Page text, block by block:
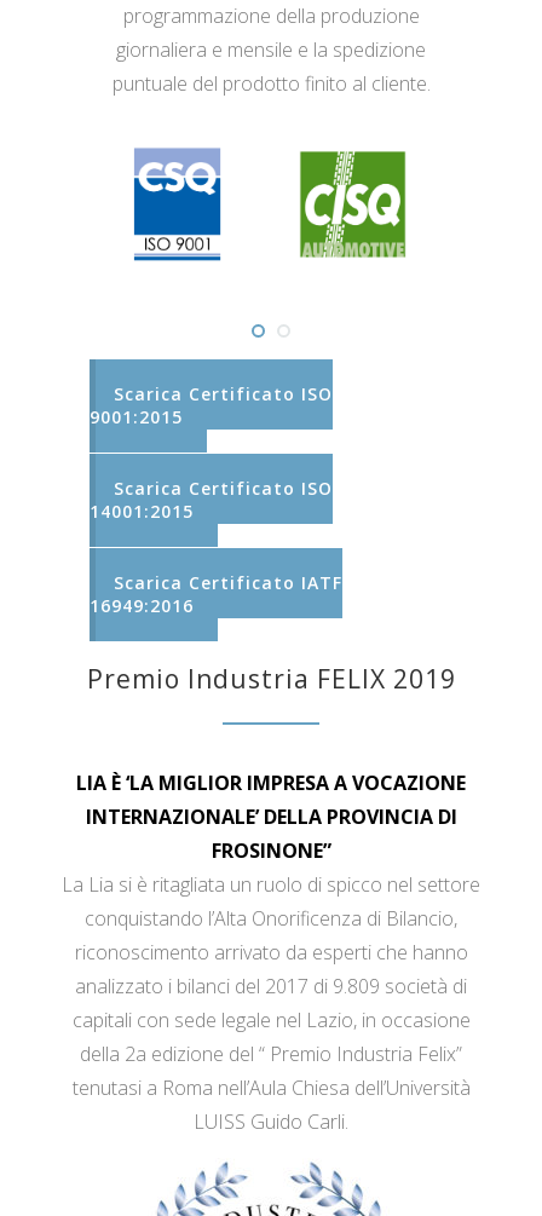
programmazione della produzione
giornaliera e mensile e la spedizione
puntuale del prodotto finito al cliente.
Scarica Certificato ISO
9001:2015
Scarica Certificato ISO
14001:2015
Scarica Certificato IATF
16949:2016
Premio Industria FELIX 2019
LIA È ‘LA MIGLIOR IMPRESA A VOCAZIONE
INTERNAZIONALE’ DELLA PROVINCIA DI
FROSINONE”
La Lia si è ritagliata un ruolo di spicco nel settore
conquistando l’Alta Onorificenza di Bilancio,
riconoscimento arrivato da esperti che hanno
analizzato i bilanci del 2017 di 9.809 società di
capitali con sede legale nel Lazio, in occasione
della 2a edizione del “ Premio Industria Felix”
tenutasi a Roma nell’Aula Chiesa dell’Università
LUISS Guido Carli.